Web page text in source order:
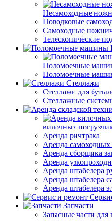
Несамоходные
Поводковые
Самоходные
Телескопические
Поломоечные
Поломоечные
Стеллажи
Стеллажи для
Стеллажные
вилочных
Аренда ричтрака
Аренда самоходных
Аренда сборщика
Аренда
Аренда штабелера
Аренда штабелера
Аренда штабелера
Запчасти
Запасные части для